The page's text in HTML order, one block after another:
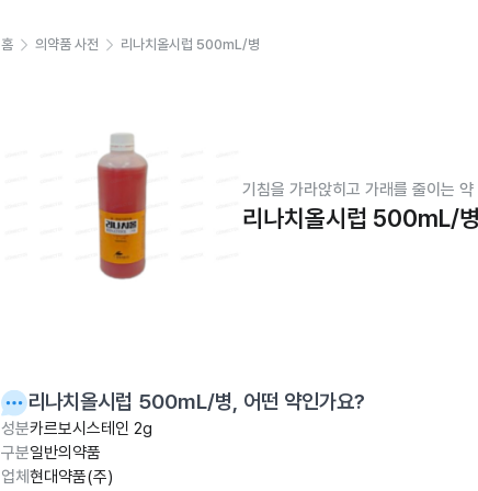
홈 의약품 사전 리나치올시럽 500mL/병
기침을 가라앉히고 가래를 줄이는 약
리나치올시럽 500mL/병
리나치올시럽 500mL/병, 어떤 약인가요?
성분카르보시스테인 2g
구분일반의약품
업체 현대약품(주)